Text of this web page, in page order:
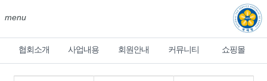
menu
협회소개 사업내용 회원안내 커뮤니티 쇼핑몰